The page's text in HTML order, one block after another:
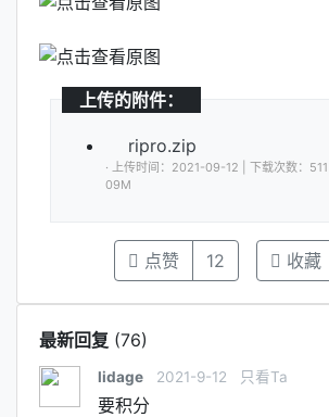
上传的附件：
ripro.zip
· 上传时间：2021-09-12 | 下载次数：511 次 | 文件大小：1.
09M
点赞 12 收藏
最新回复 (76)
lidage 2021-9-12 只看Ta
要积分